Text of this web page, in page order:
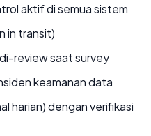
aktif di semua sistem
in transit)
review saat survey
keamanan data
harian) dengan verifikasi